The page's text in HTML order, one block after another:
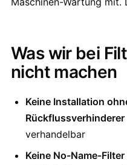
Was wir bei
nicht machen
Keine Installation
Rückflussverhinderer
verhandelbar
Keine No-Name-